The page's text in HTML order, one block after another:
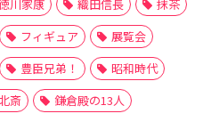
川家康 織田信長
抹茶
フィギュア
展覧会
豊臣兄弟！
昭和時代
斎 鎌倉殿の13人